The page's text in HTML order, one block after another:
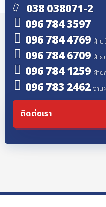
038 038071-2
096 784 3597
096 784 4769 ฝ่า
096 784 6709 ฝ่า
096 784 1259 ฝ่าย
096 783 2462 งาน
ติดต่อเรา